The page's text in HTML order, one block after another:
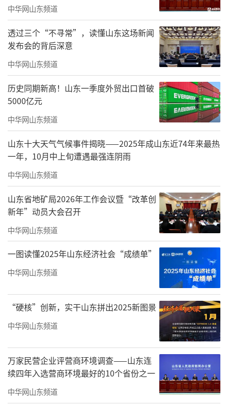
作为全国专业社会工作综合示范地区，潍
坊市社会工作发展基础雄厚、成果显著。目
前，全市持证社会工作者已达15875人，其中高
级社会工作师22人，全国专业社会工作领军人
才2人，形成了一支结构合理、专业过硬的社工
人才队伍。此次潍坊社会工作研究院的成立，
既是潍坊市主动适应新时代社会工作专业化、
职业化发展新要求的迫切举措，也是探索社会
工作深度融入基层治理、精准服务民生的生动
实践，更为推动区域社会工作高质量发展提供
了专业化研究载体、实战化合作纽带与系统化
服务支撑。
下一步，潍坊社会工作研究院将深度依托
潍坊科技学院的教学资源与科研优势，明确
以“实践先行、示范引领、辐射带动”为核心
使命，重点推进“专业化”研究阵地、“实战
型”合作平台、“系统化”服务体系三大建设
任务。积极与深圳大学中国社会工作实务创新
研究中心等省内外高校及科研机构开展战略合
作，围绕乡村振兴社会工作、司法社会工作、
老年社会工作等领域开展研究，力争形成一批
可复制、可推广的实践成果，筑牢潍坊社会工
作高质量发展根基，为建设实力强品质优生活
美的更好潍坊作出积极贡献。
中华网山东频道
透过三个“不寻常”，读懂山东这场新闻
发布会的背后深意
中华网山东频道
历史同期新高！山东一季度外贸出口首破
5000亿元
中华网山东频道
山东十大天气气候事件揭晓——2025年成山东近74年来最热
一年，10月中上旬遭遇最强连阴雨
中华网山东频道
山东省地矿局2026年工作会议暨“改革创
新年”动员大会召开
中华网山东频道
一图读懂2025年山东经济社会“成绩单”
中华网山东频道
“硬核”创新，实干山东拼出2025新图景
中华网山东频道
万家民营企业评营商环境调查——山东连
续四年入选营商环境最好的10个省份之一
中华网山东频道